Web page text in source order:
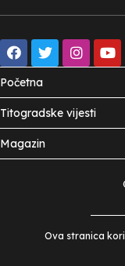
Početna
Titogradske vijesti
Magazin
Ova stranica